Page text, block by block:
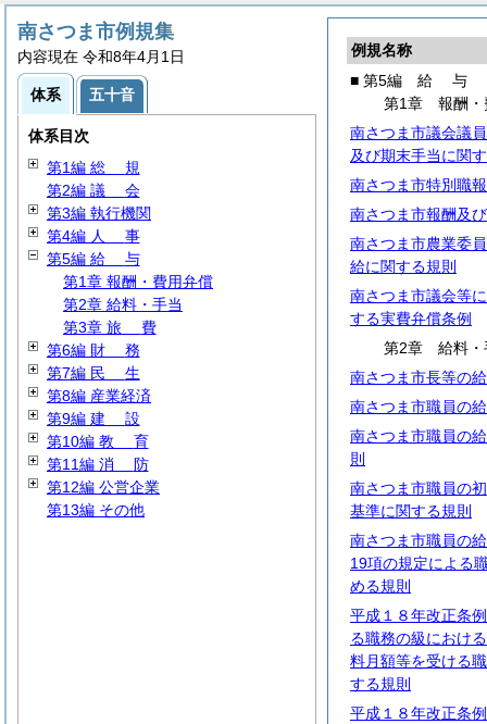
例規名称
■ 第5編 給 与
第1章 報酬・
南さつま市議会議
及び期末手当に関
南さつま市特別職
南さつま市報酬及
南さつま市農業委
給に関する規則
南さつま市議会等
する実費弁償条例
第2章 給料・
南さつま市長等の
南さつま市職員の
南さつま市職員の
則
南さつま市職員の
基準に関する規則
南さつま市職員の
19項の規定による
める規則
平成１８年改正条
る職務の級におけ
料月額等を受ける
する規則
平成１８年改正条
南さつま市例規集
内容現在 令和8年4月1日
体系 五十音
体系目次
第1編 総 規
第2編 議 会
第3編 執行機関
第4編 人 事
第5編 給 与
第1章 報酬・費用弁償
第2章 給料・手当
第3章 旅 費
第6編 財 務
第7編 民 生
第8編 産業経済
第9編 建 設
第10編 教 育
第11編 消 防
第12編 公営企業
第13編 その他